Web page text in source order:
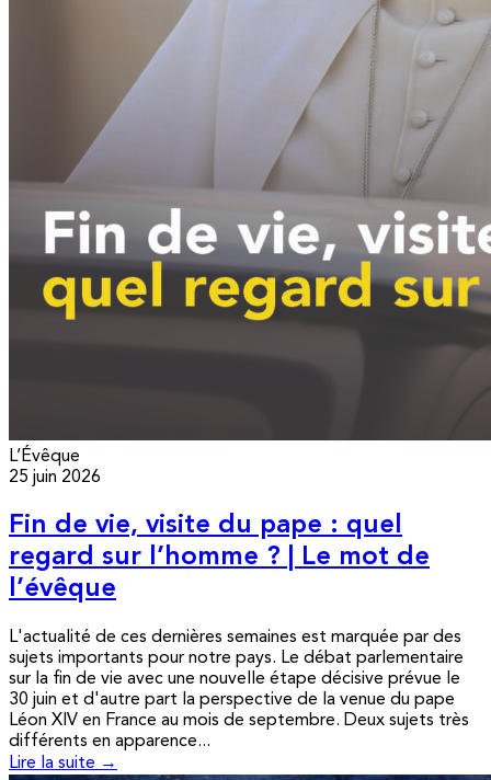
L’Évêque
25 juin 2026
Fin de vie, visite du pape : quel
regard sur l’homme ? | Le mot de
l’évêque
L'actualité de ces dernières semaines est marquée par des
sujets importants pour notre pays. Le débat parlementaire
sur la fin de vie avec une nouvelle étape décisive prévue le
30 juin et d'autre part la perspective de la venue du pape
Léon XIV en France au mois de septembre. Deux sujets très
différents en apparence...
Lire la suite →